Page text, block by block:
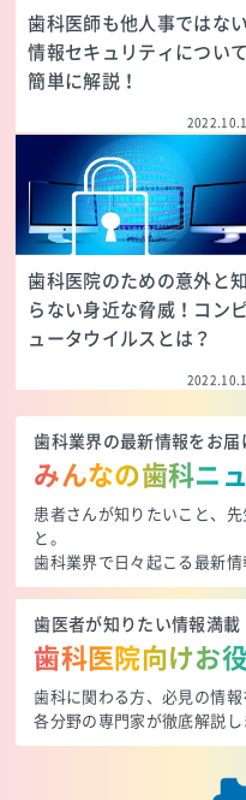
歯科医師も他人事ではない
情報セキュリティについて
簡単に解説！
歯科医院のための意外と知
らない身近な脅威！コンピ
ュータウイルスとは？
歯科業界の最新情報をお届
みんなの歯科ニ
患者さんが知りたいこと、先
と。
歯科業界で日々起こる最新情
歯医者が知りたい情報満載
歯科医院向けお
歯科に関わる方、必見の情報
各分野の専門家が徹底解説し